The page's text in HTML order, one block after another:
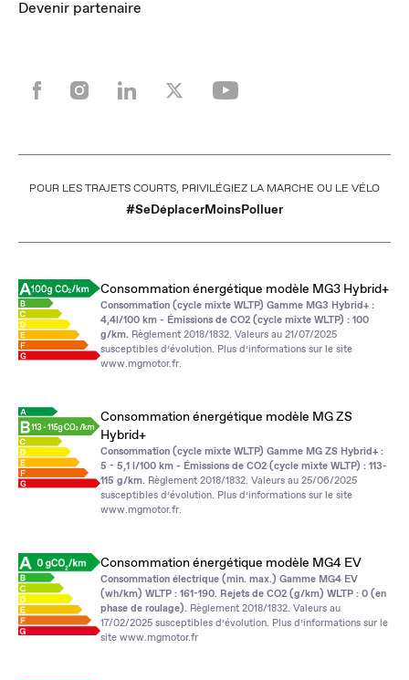
Devenir partenaire
POUR LES TRAJETS COURTS, PRIVILÉGIEZ LA MARCHE OU LE VÉLO
#SeDéplacerMoinsPolluer
Consommation énergétique modèle MG3 Hybrid+
Consommation (cycle mixte WLTP) Gamme MG3 Hybrid+ :
4,4l/100 km - Émissions de CO2 (cycle mixte WLTP) : 100
g/km. Règlement 2018/1832. Valeurs au 21/07/2025
susceptibles d’évolution. Plus d’informations sur le site
www.mgmotor.fr.
Consommation énergétique modèle MG ZS
Hybrid+
Consommation (cycle mixte WLTP) Gamme MG ZS Hybrid+ :
5 - 5,1 l/100 km - Émissions de CO2 (cycle mixte WLTP) : 113-
115 g/km. Règlement 2018/1832. Valeurs au 25/06/2025
susceptibles d’évolution. Plus d’informations sur le site
www.mgmotor.fr.
Consommation énergétique modèle MG4 EV
Consommation électrique (min. max.) Gamme MG4 EV
(wh/km) WLTP : 161-190. Rejets de CO2 (g/km) WLTP : 0 (en
phase de roulage). Règlement 2018/1832. Valeurs au
17/02/2025 susceptibles d’évolution. Plus d’informations sur le
site www.mgmotor.fr